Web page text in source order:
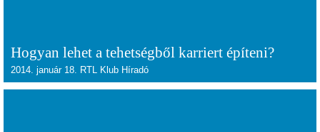
Hogyan lehet a tehetségből karriert építeni?
2014. január 18. RTL Klub Híradó